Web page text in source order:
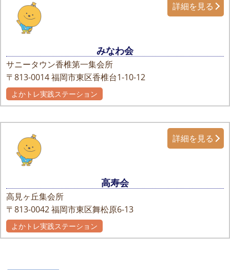
みなわ会
サニータウン香椎第一集会所
〒813-0014福岡市東区香椎台1-10-12
詳細を見る
よかトレ実践ステーション
高寿会
高見ヶ丘集会所
〒813-0042福岡市東区舞松原6-13
詳細を見る
よかトレ実践ステーション